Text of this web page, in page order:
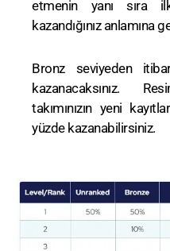
etmenin yanı sıra
kazandığınız anlamına
Bronz seviyeden
kazanacaksınız.
takımınızın yeni
yüzde kazanabilirsiniz.